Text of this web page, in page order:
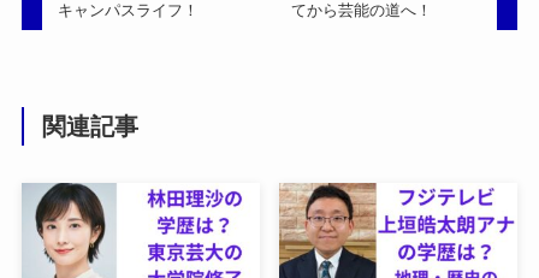
キャンパスライフ！
てから芸能の道へ！
関連記事